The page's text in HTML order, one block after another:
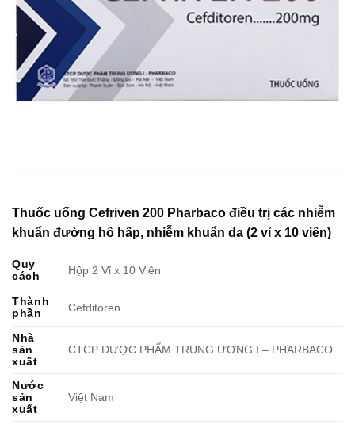
Thuốc uống Cefriven 200 Pharbaco điều trị các nhiễm
khuẩn đường hô hấp, nhiễm khuẩn da (2 vỉ x 10 viên)
Quy
cách
Hộp 2 Vỉ x 10 Viên
Thành
phần
Cefditoren
Nhà
sản
xuất
CTCP DƯỢC PHẨM TRUNG ƯƠNG I – PHARBACO
Nước
sản
xuất
Việt Nam